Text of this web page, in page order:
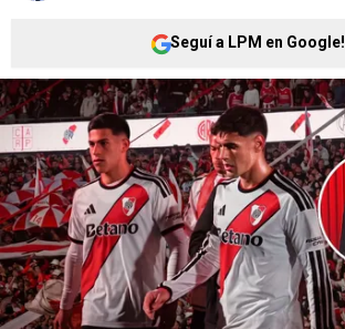
Seguí a LPM en Google!